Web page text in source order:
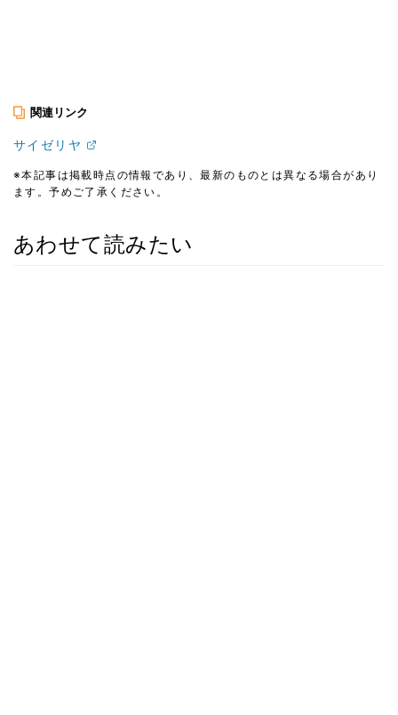
関連リンク
サイゼリヤ
※本記事は掲載時点の情報であり、最新のものとは異なる場合があり
ます。予めご了承ください。
あわせて読みたい